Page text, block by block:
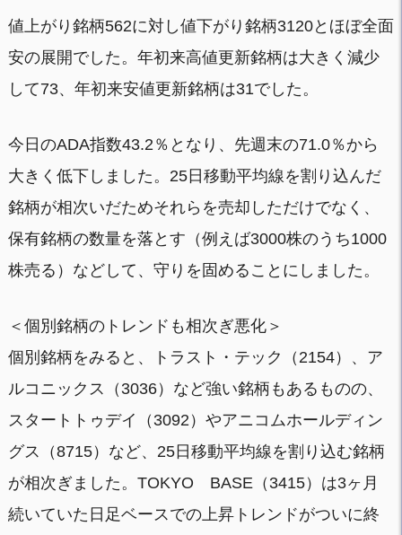
値上がり銘柄562に対し値下がり銘柄3120とほぼ全面
安の展開でした。年初来高値更新銘柄は大きく減少
して73、年初来安値更新銘柄は31でした。
今日のADA指数43.2％となり、先週末の71.0％から
大きく低下しました。25日移動平均線を割り込んだ
銘柄が相次いだためそれらを売却しただけでなく、
保有銘柄の数量を落とす（例えば3000株のうち1000
株売る）などして、守りを固めることにしました。
＜個別銘柄のトレンドも相次ぎ悪化＞
個別銘柄をみると、トラスト・テック（2154）、ア
ルコニックス（3036）など強い銘柄もあるものの、
スタートトゥデイ（3092）やアニコムホールディン
グス（8715）など、25日移動平均線を割り込む銘柄
が相次ぎました。TOKYO BASE（3415）は3ヶ月
続いていた日足ベースでの上昇トレンドがついに終